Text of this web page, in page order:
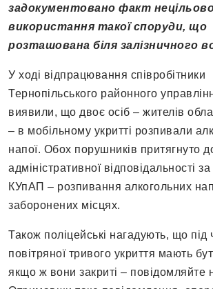
задокументовано факт
використання такої споруди, що
розташована біля залізничного
У ході відпрацювання співробітники
Тернопільського районного
виявили, що двоє осіб – жителів
– в мобільному укритті розпивали
напої. Обох порушників притягнуто
адміністративної відповідальності
КУпАП – розпивання алкогольних
заборонених місцях.
Також поліцейські нагадують, що під
повітряної тривого укриття мають
якщо ж вони закриті – повідомляйте